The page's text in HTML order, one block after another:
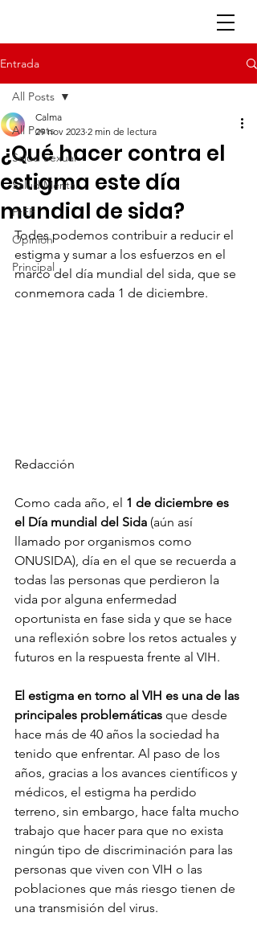
Entrada
All Posts
Salud Sexual
Salud Mental
PrEP
Opinión
Principal
All Posts
¿Qué hacer contra el
estigma este día
mundial de sida?
Calma
29 nov 2023 2 min de lectura
Todes podemos contribuir a reducir el
estigma y sumar a los esfuerzos en el
marco del día mundial del sida, que se
conmemora cada 1 de diciembre.
Redacción
Como cada año, el 1 de diciembre es
el Día mundial del Sida (aún así
llamado por organismos como
ONUSIDA), día en el que se recuerda a
todas las personas que perdieron la
vida por alguna enfermedad
oportunista en fase sida y que se hace
una reflexión sobre los retos actuales y
futuros en la respuesta frente al VIH.
El estigma en torno al VIH es una de las
principales problemáticas que desde
hace más de 40 años la sociedad ha
tenido que enfrentar. Al paso de los
años, gracias a los avances científicos y
médicos, el estigma ha perdido
terreno, sin embargo, hace falta mucho
trabajo que hacer para que no exista
ningún tipo de discriminación para las
personas que viven con VIH o las
poblaciones que más riesgo tienen de
una transmisión del virus.